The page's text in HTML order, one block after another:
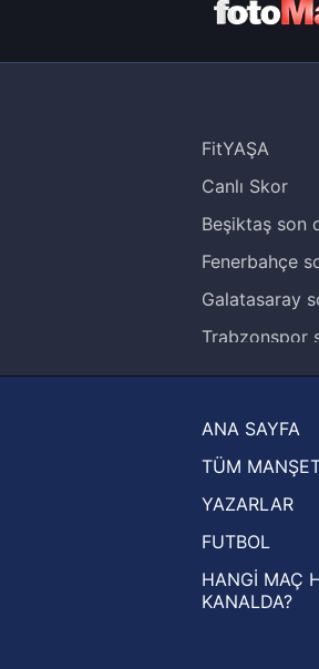
FitYAŞA
Canlı Skor
Beşiktaş son
Fenerbahçe
Galatasaray
Trabzonspor
Ziraat Türkiye
UEFA
UEFA Avrupa
UEFA
ANA SAYFA
TÜM
YAZARLAR
FUTBOL
HANGİ MAÇ
KANALDA?